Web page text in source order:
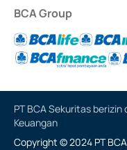
BCA Group
PT BCA Sekuritas
Keuangan
Copyright © 2024 PT